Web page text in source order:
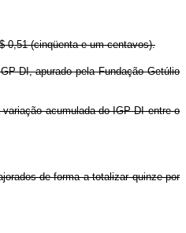
0,51 (cinqüenta e um centavos).
DI, apurado pela Fundação Getúlio
acumulada do IGP-DI entre o
de forma a totalizar quinze por